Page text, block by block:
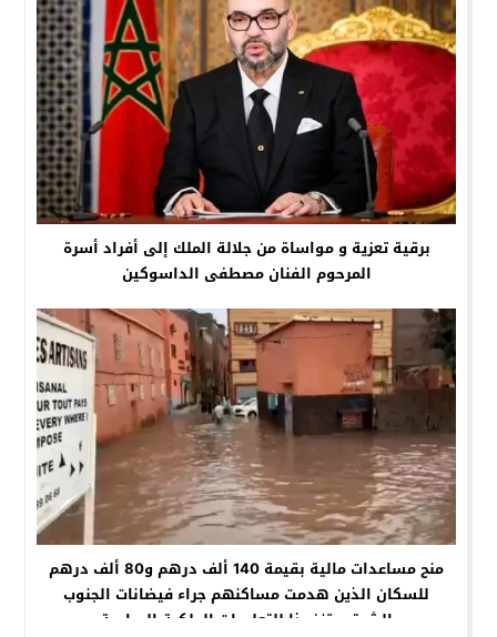
برقية تعزية و مواساة من جلالة الملك إلى أفراد أسرة
المرحوم الفنان مصطفى الداسوكين
منح مساعدات مالية بقيمة 140 ألف درهم و80 ألف درهم
للسكان الذين هدمت مساكنهم ‎جراء فيضانات الجنوب
الشرقي تنفيذا للتعليمات الملكية السامية